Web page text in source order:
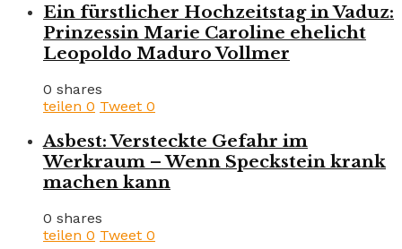
Ein fürstlicher Hochzeitstag in Vaduz:
Prinzessin Marie Caroline ehelicht
Leopoldo Maduro Vollmer
0 shares
teilen 0 Tweet 0
Asbest: Versteckte Gefahr im
Werkraum – Wenn Speckstein krank
machen kann
0 shares
teilen 0 Tweet 0